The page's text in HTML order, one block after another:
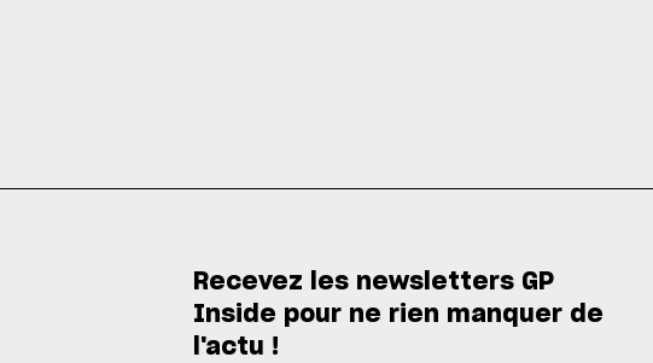
Recevez les newsletters GP
Inside pour ne rien manquer de
l'actu !